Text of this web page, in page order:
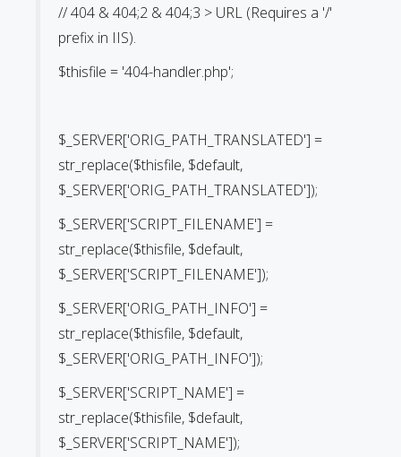
// 404 & 404;2 & 404;3 > URL (Requires a '/'
prefix in IIS).
$thisfile = '404-handler.php';
$_SERVER['ORIG_PATH_TRANSLATED'] =
str_replace($thisfile, $default,
$_SERVER['ORIG_PATH_TRANSLATED']);
$_SERVER['SCRIPT_FILENAME'] =
str_replace($thisfile, $default,
$_SERVER['SCRIPT_FILENAME']);
$_SERVER['ORIG_PATH_INFO'] =
str_replace($thisfile, $default,
$_SERVER['ORIG_PATH_INFO']);
$_SERVER['SCRIPT_NAME'] =
str_replace($thisfile, $default,
$_SERVER['SCRIPT_NAME']);